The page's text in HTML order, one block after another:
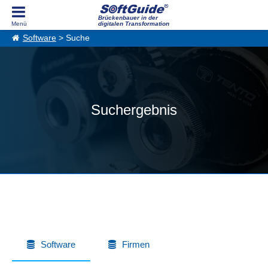
Brückenbauer in der
digitalen Transformation
Software > Suche
Suchergebnis
Software Firmen